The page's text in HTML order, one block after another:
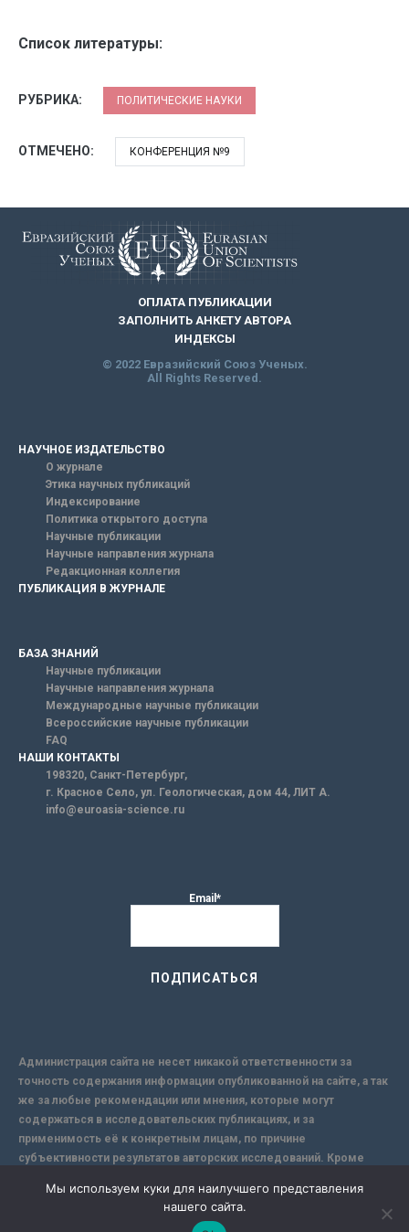
Список литературы:
РУБРИКА: ПОЛИТИЧЕСКИЕ НАУКИ
ОТМЕЧЕНО: КОНФЕРЕНЦИЯ №9
ОПЛАТА ПУБЛИКАЦИИ
ЗАПОЛНИТЬ АНКЕТУ АВТОРА
ИНДЕКСЫ
© 2022 Евразийский Союз Ученых.
All Rights Reserved.
НАУЧНОЕ ИЗДАТЕЛЬСТВО
О журнале
Этика научных публикаций
Индексирование
Политика открытого доступа
Научные публикации
Научные направления журнала
Редакционная коллегия
ПУБЛИКАЦИЯ В ЖУРНАЛЕ
БАЗА ЗНАНИЙ
Научные публикации
Научные направления журнала
Международные научные публикации
Всероссийские научные публикации
FAQ
НАШИ КОНТАКТЫ
198320, Санкт-Петербург,
г. Красное Село, ул. Геологическая, дом 44, ЛИТ А.
info@euroasia-science.ru
Email*
Администрация сайта не несет никакой ответственности за
точность содержания информации опубликованной на сайте, а так
же за любые рекомендации или мнения, которые могут
содержаться в исследовательских публикациях, и за
применимость её к конкретным лицам, по причине
субъективности результатов авторских исследований. Кроме
надежной защиты информации, Сайт не несет ответственности за
информацию, присылаемую через интернет.
Мы используем куки для наилучшего представления
нашего сайта.